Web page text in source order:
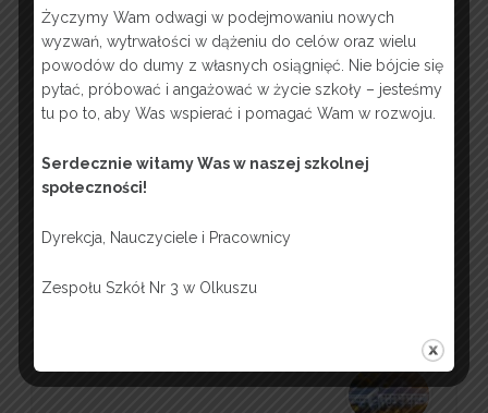
Week 6
Week 7
Week 8
Week 9
Życzymy Wam odwagi w podejmowaniu nowych
wyzwań, wytrwałości w dążeniu do celów oraz wielu
powodów do dumy z własnych osiągnięć. Nie bójcie się
pytać, próbować i angażować w życie szkoły – jesteśmy
tu po to, aby Was wspierać i pomagać Wam w rozwoju.
Serdecznie witamy Was w naszej szkolnej
społeczności!
Dyrekcja, Nauczyciele i Pracownicy
Zespołu Szkół Nr 3 w Olkuszu